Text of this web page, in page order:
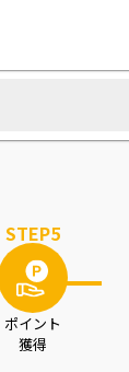
STEP5
ポイント
獲得